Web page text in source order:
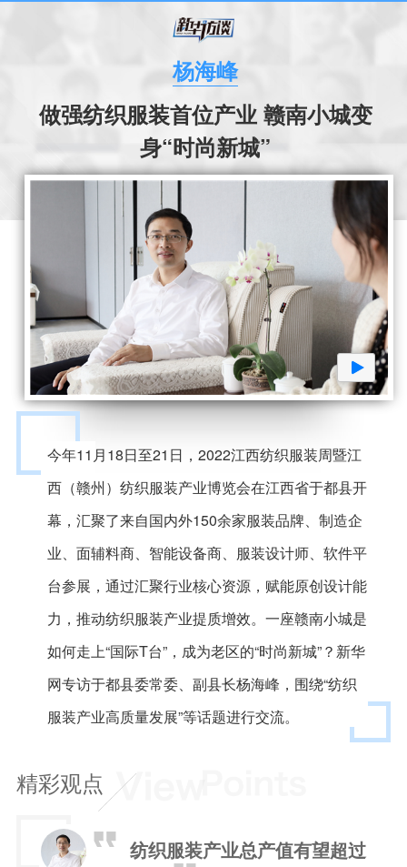
杨海峰
做强纺织服装首位产业 赣南小城变
身“时尚新城”
今年11月18日至21日，2022江西纺织服装周暨江
西（赣州）纺织服装产业博览会在江西省于都县开
幕，汇聚了来自国内外150余家服装品牌、制造企
业、面辅料商、智能设备商、服装设计师、软件平
台参展，通过汇聚行业核心资源，赋能原创设计能
力，推动纺织服装产业提质增效。一座赣南小城是
如何走上“国际T台”，成为老区的“时尚新城”？新华
网专访于都县委常委、副县长杨海峰，围绕“纺织
服装产业高质量发展”等话题进行交流。
精彩观点
纺织服装产业总产值有望超过